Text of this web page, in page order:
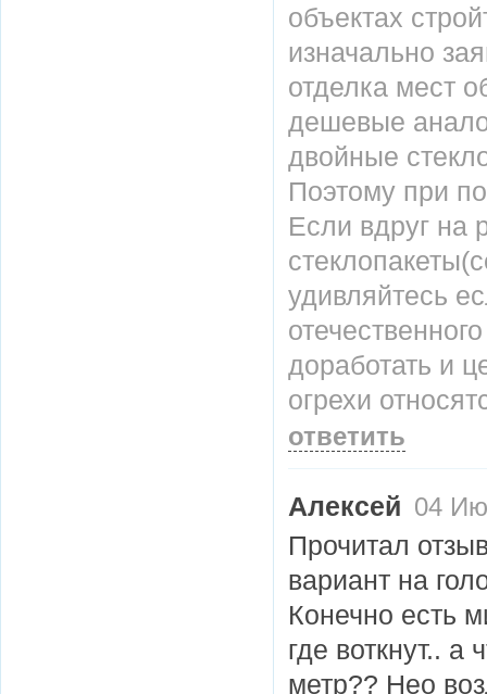
объектах
изначально
отделка мест
дешевые
двойные
Поэтому при
Если вдруг на
удивляйтесь
доработать и
огрехи
ответить
Алексей 04
Прочитал
вариант на
Конечно есть
где воткнут..
метр?? Нео